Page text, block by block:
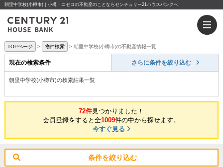
朝里中学校(小樽市)｜小樽・ニセコの不動産のことならセンチュリー21ハウスバンクへ
TOPページ 物件検索 朝里中学校(小樽市)の不動産情報一覧
現在の検索条件 さらに条件を絞り込む
朝里中学校(小樽市)の検索結果一覧
72件見つかりました！
会員登録をすると全1009件の中から探せます。
今すぐ見る
条件を絞り込む